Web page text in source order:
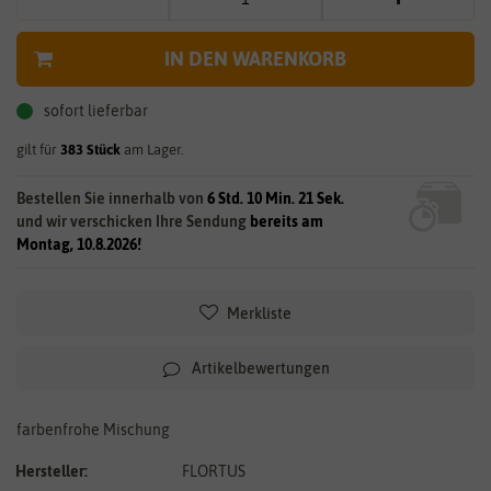
IN DEN WARENKORB
sofort lieferbar
gilt für 383 Stück am Lager.
Bestellen Sie innerhalb von 6 Std. 10 Min. 21 Sek.
und wir verschicken Ihre Sendung bereits am
Montag, 10.8.2026!
Merkliste
Artikelbewertungen
farbenfrohe Mischung
Hersteller:
FLORTUS